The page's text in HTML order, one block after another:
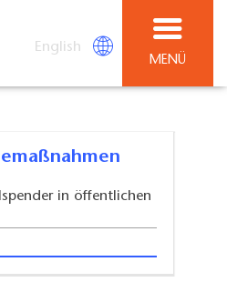
English
MENÜ
in öffentlichen